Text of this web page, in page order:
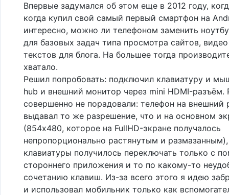
Впервые задумался об этом еще в 2012 году,
когда купил свой самый первый смартфон на
интересно, можно ли телефоном заменить
для базовых задач типа просмотра сайтов,
текстов для блога. На большее тогда
хватало.
Решил попробовать: подключил клавиатуру и
hub и внешний монитор через mini HDMI-разъём.
совершенно не порадовали: телефон на внешний
выдавал то же разрешение, что и на основном
(854x480, которое на FullHD-экране получалось
непропорционально растянутым и
клавиатуры получилось переключать только с
стороннего приложения и то по какому-то
сочетанию клавиш. Из-за всего этого я идею
и использовал мобильник только как